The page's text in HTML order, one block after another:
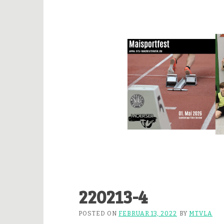
220213-4
POSTED ON FEBRUAR 13, 2022 BY MTVLA